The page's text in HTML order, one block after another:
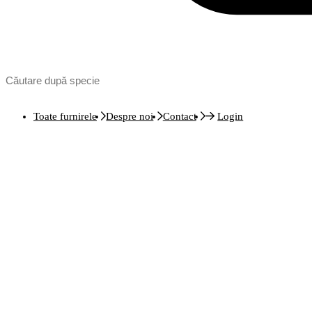
Toate furnirele Despre noi Contact Login